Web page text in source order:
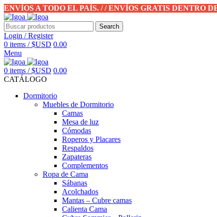
ENVÍOS A TODO EL PAÍS. / / ENVÍOS GRATIS DENTRO
Search
Login / Register
0 items / $USD 0.00
Menu
0 items / $USD 0.00
CATÁLOGO
Dormitorio
Muebles de Dormitorio
Camas
Mesa de luz
Cómodas
Roperos y Placares
Respaldos
Zapateras
Complementos
Ropa de Cama
Sábanas
Acolchados
Mantas – Cubre camas
Calienta Cama